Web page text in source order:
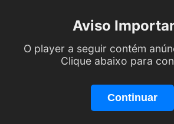
Aviso
O player a seguir contém
Clique abaixo para
Continuar